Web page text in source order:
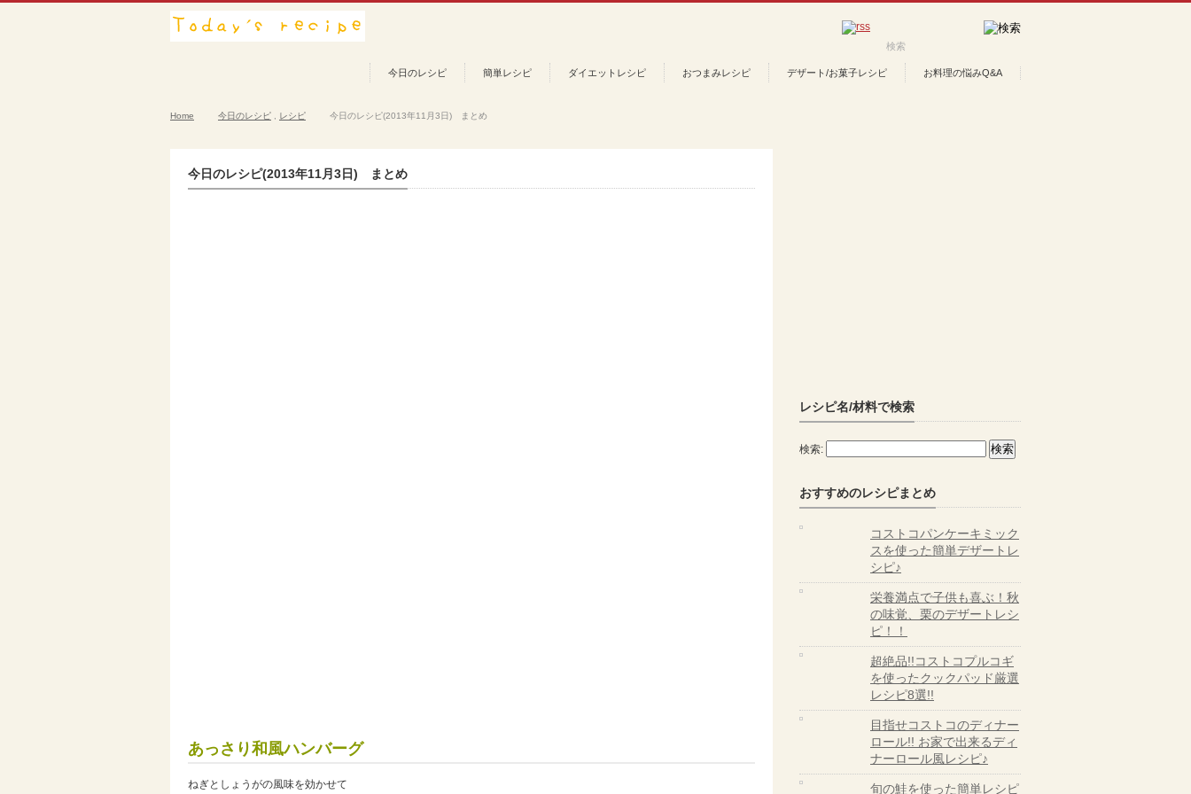
今日のレシピ 簡単レシピ ダイエットレシピ おつまみレシピ デザート/お菓子レシピ お料理の悩みQ&A
Home 今日のレシピ レシピ 今日のレシピ(2013年11月3日) まとめ
今日のレシピ(2013年11月3日) まとめ
あっさり和風ハンバーグ
ねぎとしょうがの風味を効かせて
レシピ名/材料で検索
検索:
おすすめのレシピまとめ
コストコパンケーキミック
スを使った簡単デザートレ
シピ♪
栄養満点で子供も喜ぶ！秋
の味覚、栗のデザートレシ
ピ！！
超絶品!!コストコプルコギ
を使ったクックパッド厳選
レシピ8選!!
目指せコストコのディナー
ロール!! お家で出来るディ
ナーロール風レシピ♪
旬の鮭を使った簡単レシピ